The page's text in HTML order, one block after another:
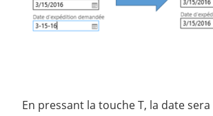
En pressant la touche T, la date